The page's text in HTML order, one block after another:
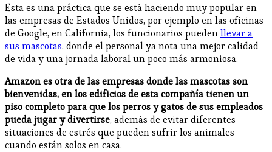
Esta es una práctica que se está haciendo muy popular en
las empresas de Estados Unidos, por ejemplo en las oficinas
de Google, en California, los funcionarios puedenllevar a
sus mascotas, donde el personal ya nota una mejor calidad
de vida y una jornada laboral un poco más armoniosa.
Amazon es otra de las empresas donde las mascotas son
bienvenidas, en los edificios de esta compañía tienen un
piso completo para que los perros y gatos de sus empleados
pueda jugar y divertirse, además de evitar diferentes
situaciones de estrés que pueden sufrir los animales
cuando están solos en casa.